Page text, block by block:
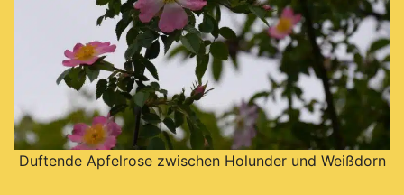
Duftende Apfelrose zwischen Holunder und Weißdorn